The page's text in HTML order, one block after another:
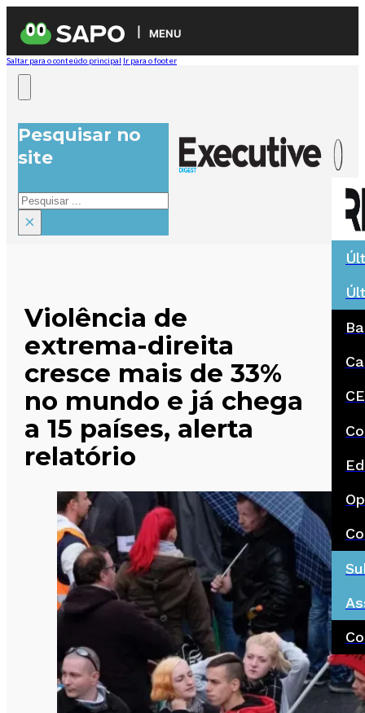
MENU
Saltar para o conteúdo principal Ir para o footer
Pesquisar no
site
Pesquisar
×
Violência de
extrema-direita
cresce mais de 33%
no mundo e já chega
a 15 países, alerta
relatório